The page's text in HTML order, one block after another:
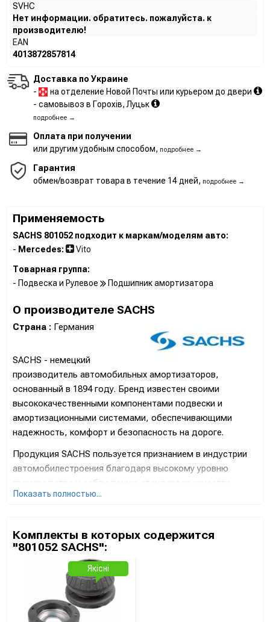
SVHC
Нет информации. обратитесь. пожалуйста. к
производителю!
EAN
4013872857814
Доставка по Украине
-
на отделение Новой Почты или курьером до двери
- самовывоз в Горохів, Луцьк
подробнее →
Оплата при получении
или другим удобным способом, подробнее →
Гарантия
обмен/возврат товара в течение 14 дней, подробнее →
Применяемость
SACHS 801052 подходит к маркам/моделям авто:
- Mercedes: Vito
Товарная группа:
- Подвеска и Рулевое
Подшипник амортизатора
О производителе SACHS
Страна : Германия
SACHS - немецкий
производитель автомобильных амортизаторов,
основанный в 1894 году. Бренд известен своими
высококачественными компонентами подвески и
амортизационными системами, обеспечивающими
надежность, комфорт и безопасность на дороге.
Продукция SACHS пользуется признанием в индустрии
автомобилестроения благодаря высокому уровню
производства и соблюдению стандартов качества.
Амортизаторы SACHS известны своей эффективностью,
Бренд SACHS значительно инвестирует в исследования
и разработку новейших технологий для повышения
производительности и обеспечения отличных
характеристик амортизации транспортных средств. Их
продукция широко используется в автопромышленности
Показать полностью...
Комплекты в которых содержится
"801052 SACHS":
Якісні